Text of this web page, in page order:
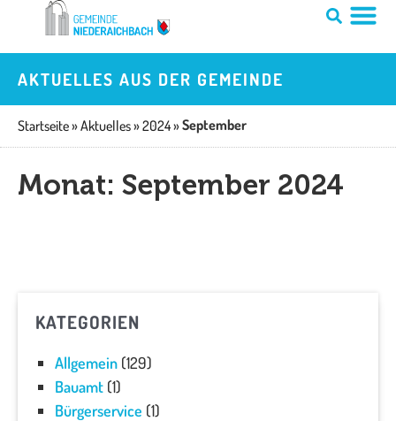
springen
AKTUELLES AUS DER GEMEINDE
Startseite»Aktuelles»2024»September
Monat: September 2024
KATEGORIEN
Allgemein(129)
Bauamt(1)
Bürgerservice (1)